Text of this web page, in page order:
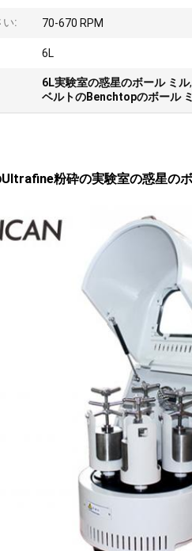
い: 70-670 RPM
6L
6L実験室の惑星のボール ミル,
ベルトのBenchtopのボール
粉砕の実験室の惑星の